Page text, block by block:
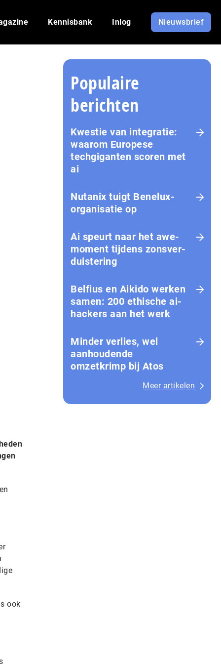
Kennisbank Inlog Nieuwsbrief
ook
Populaire
berichten
Kwestie van integratie:
waarom Europese
techgiganten scoren met
ai
Nutanix tuigt Benelux-
organisatie op
Ai speurt naar het awe-
moment tijdens zons­ver­
duis­te­ring
Belfius en Aikido werken
samen: 200 ethische ai-
hackers aan het werk
Minder verlies, wel
aanhoudende
omzetkrimp bij Atos
Meer artikelen